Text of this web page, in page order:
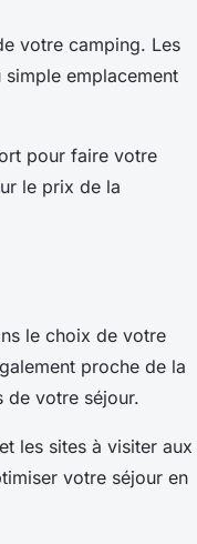
votre camping. Les
emplacement
pour faire votre
le prix de la
le choix de votre
proche de la
de votre séjour.
les sites à visiter aux
votre séjour en